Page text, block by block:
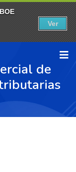
de
Ver